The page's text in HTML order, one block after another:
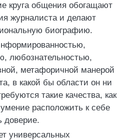
круга общения обогащают
журналиста и делают
биографию.
любознательностью,
метафоричной манерой
в какой бы области он ни
такие качества, как
расположить к себе
доверие.
универсальных